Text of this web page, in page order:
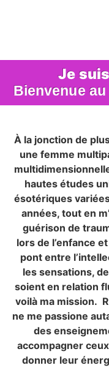
Je
Bienvenue
À la jonction de
une femme
hautes études
ésotériques
années, tout en
guérison de
lors de l’enfance
pont entre
les sensations,
soient en relation
voilà ma mission.
ne me passione
des
accompagner
donner leur